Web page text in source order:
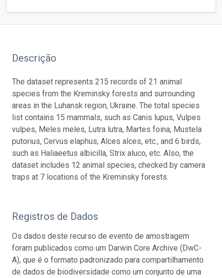
Descrição
The dataset represents 215 records of 21 animal
species from the Kreminsky forests and surrounding
areas in the Luhansk region, Ukraine. The total species
list contains 15 mammals, such as Canis lupus, Vulpes
vulpes, Meles meles, Lutra lutra, Martes foina, Mustela
putorius, Cervus elaphus, Alces alces, etc., and 6 birds,
such as Haliaeetus albicilla, Strix aluco, etc. Also, the
dataset includes 12 animal species, checked by camera
traps at 7 locations of the Kreminsky forests.
Registros de Dados
Os dados deste recurso de evento de amostragem
foram publicados como um Darwin Core Archive (DwC-
A), que é o formato padronizado para compartilhamento
de dados de biodiversidade como um conjunto de uma